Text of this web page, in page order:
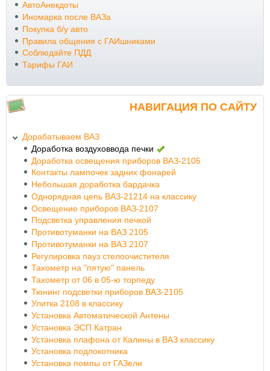
АвтоАнекдоты
Иномарка после ВАЗа
Покупка б/у авто
Правила общения с ГАИшниками
Соблюдайте ПДД
Тарифы ГАИ
НАВИГАЦИЯ ПО САЙТУ
Дорабатываем ВАЗ
Доработка воздуховвода печки
Доработка освещения приборов ВАЗ-2105
Контакты лампочек задних фонарей
Небольшая доработка бардачка
Однорядная цепь ВАЗ-21214 на классику
Освещение приборов ВАЗ-2107
Подсветка управления печкой
Противотуманки на ВАЗ 2105
Противотуманки на ВАЗ 2107
Регулировка пауз стелоочистителя
Тахометр на "пятую" панель
Тахометр от 06 в 05-ю торпеду
Тюнинг подсветки приборов ВАЗ-2105
Улитка 2108 в классику
Установка Автоматической Антены
Установка ЭСП Катран
Установка плафона от Калины в ВАЗ классику
Установка подлокотника
Установка помпы от ГАЗели